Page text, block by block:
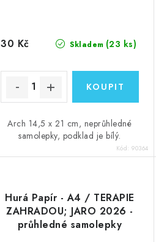
Skladem (23 ks)
30 Kč
Arch 14,5 x 21 cm, neprůhledné
samolepky, podklad je bílý.
Kód:90364
Hurá Papír - A4 / TERAPIE
ZAHRADOU; JARO 2026 -
průhledné samolepky